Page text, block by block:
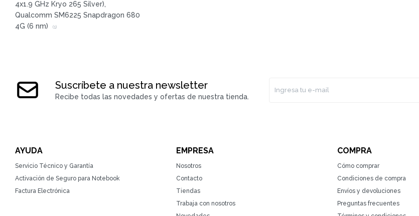
4x1.9 GHz Kryo 265 Silver),
Qualcomm SM6225 Snapdragon 680
4G (6 nm)
(1)
Suscríbete a nuestra newsletter
Recibe todas las novedades y ofertas de nuestra tienda.
AYUDA
Servicio Técnico y Garantía
Activación de Seguro para Notebook
Factura Electrónica
EMPRESA
Nosotros
Contacto
Tiendas
Trabaja con nosotros
COMPRA
Cómo comprar
Condiciones de compra
Envíos y devoluciones
Preguntas frecuentes